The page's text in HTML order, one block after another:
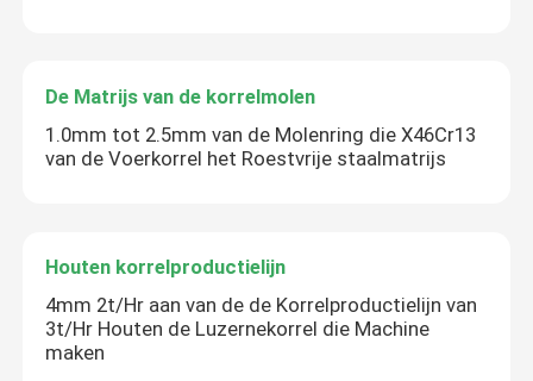
De Matrijs van de korrelmolen
1.0mm tot 2.5mm van de Molenring die X46Cr13
van de Voerkorrel het Roestvrije staalmatrijs
Houten korrelproductielijn
4mm 2t/Hr aan van de de Korrelproductielijn van
3t/Hr Houten de Luzernekorrel die Machine
maken